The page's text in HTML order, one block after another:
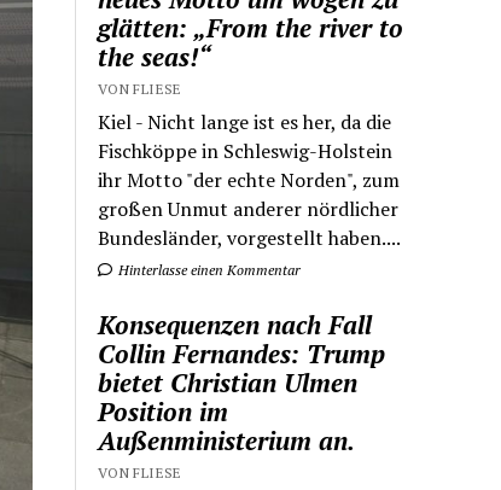
glätten: „From the river to
the seas!“
VON FLIESE
Kiel - Nicht lange ist es her, da die
Fischköppe in Schleswig-Holstein
ihr Motto "der echte Norden", zum
großen Unmut anderer nördlicher
Bundesländer, vorgestellt haben....
Hinterlasse einen Kommentar
Konsequenzen nach Fall
Collin Fernandes: Trump
bietet Christian Ulmen
Position im
Außenministerium an.
VON FLIESE